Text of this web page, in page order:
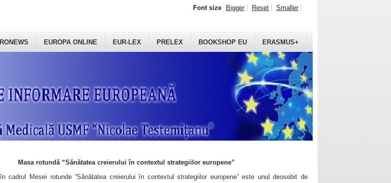
EUROPA ONLINE EUR-LEX PRELEX BOOKSHOP EU ERASMUS+
Font size Bigger Reset Smaller
Masa rotundă “Sănătatea creierului în contextul strategiilor europene”
cadrul Mesei rotunde “Sănătatea creierului în contextul strategiilor europene” este unul deosebit de